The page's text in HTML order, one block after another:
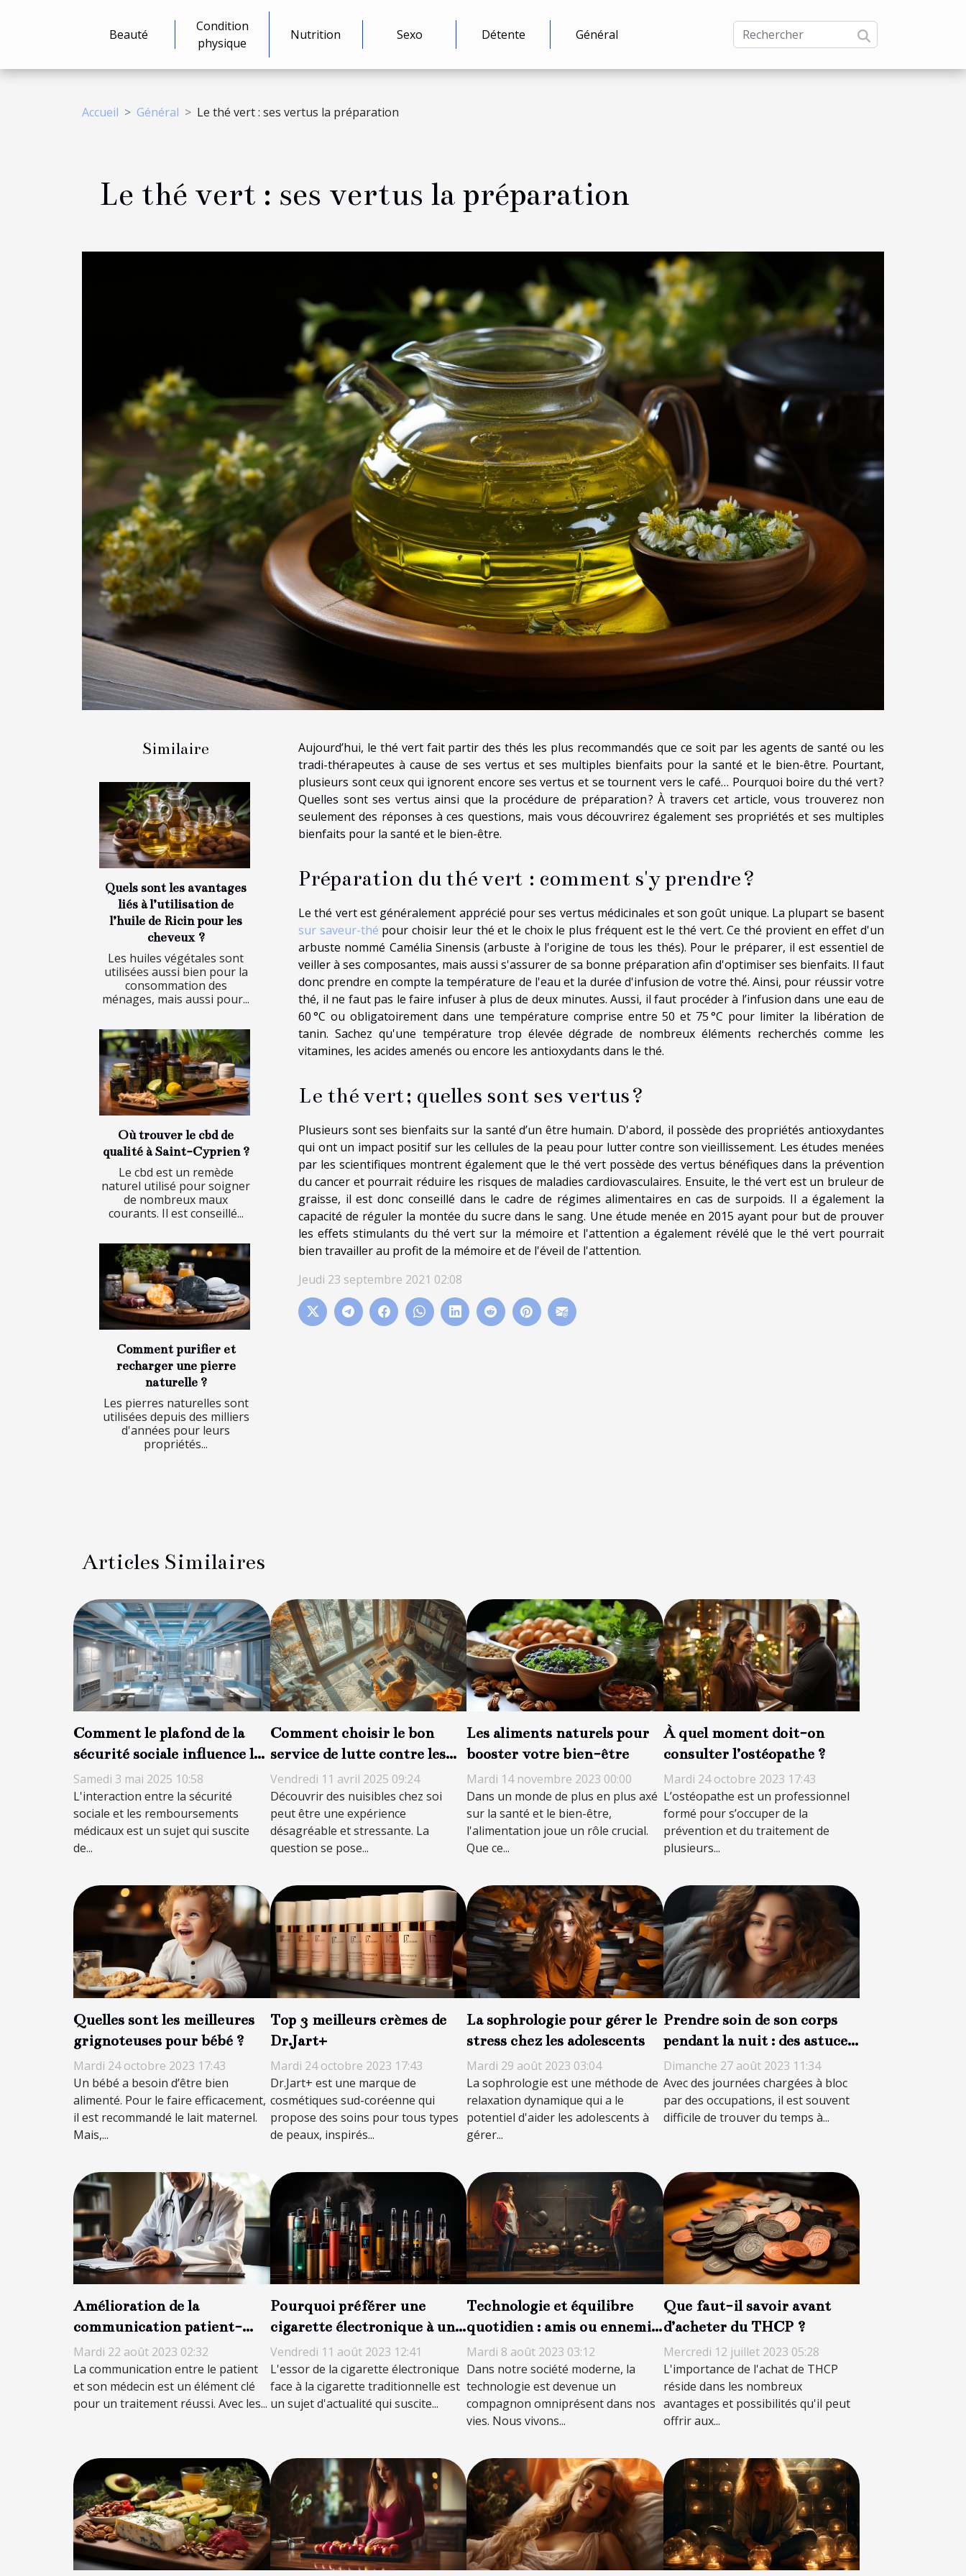
Beauté
Condition
physique
Nutrition Sexo Détente Général
Accueil Général Le thé vert : ses vertus la préparation
Le thé vert : ses vertus la préparation
Similaire
Quels sont les avantages
liés à l’utilisation de
l’huile de Ricin pour les
cheveux ?
Les huiles végétales sont
utilisées aussi bien pour la
consommation des
ménages, mais aussi pour...
Où trouver le cbd de
qualité à Saint-Cyprien ?
Le cbd est un remède
naturel utilisé pour soigner
de nombreux maux
courants. Il est conseillé...
Comment purifier et
recharger une pierre
naturelle ?
Les pierres naturelles sont
utilisées depuis des milliers
d'années pour leurs
propriétés...
Aujourd’hui, le thé vert fait partir des thés les plus recommandés que ce soit par les agents de santé ou les
tradi-thérapeutes à cause de ses vertus et ses multiples bienfaits pour la santé et le bien-être. Pourtant,
plusieurs sont ceux qui ignorent encore ses vertus et se tournent vers le café… Pourquoi boire du thé vert ?
Quelles sont ses vertus ainsi que la procédure de préparation ? À travers cet article, vous trouverez non
seulement des réponses à ces questions, mais vous découvrirez également ses propriétés et ses multiples
bienfaits pour la santé et le bien-être.
Préparation du thé vert : comment s'y prendre ?
Le thé vert est généralement apprécié pour ses vertus médicinales et son goût unique. La plupart se basent
sur saveur-thé pour choisir leur thé et le choix le plus fréquent est le thé vert. Ce thé provient en effet d'un
arbuste nommé Camélia Sinensis (arbuste à l'origine de tous les thés). Pour le préparer, il est essentiel de
veiller à ses composantes, mais aussi s'assurer de sa bonne préparation afin d'optimiser ses bienfaits. Il faut
donc prendre en compte la température de l'eau et la durée d'infusion de votre thé. Ainsi, pour réussir votre
thé, il ne faut pas le faire infuser à plus de deux minutes. Aussi, il faut procéder à l’infusion dans une eau de
60 °C ou obligatoirement dans une température comprise entre 50 et 75 °C pour limiter la libération de
tanin. Sachez qu'une température trop élevée dégrade de nombreux éléments recherchés comme les
vitamines, les acides amenés ou encore les antioxydants dans le thé.
Le thé vert ; quelles sont ses vertus ?
Plusieurs sont ses bienfaits sur la santé d’un être humain. D'abord, il possède des propriétés antioxydantes
qui ont un impact positif sur les cellules de la peau pour lutter contre son vieillissement. Les études menées
par les scientifiques montrent également que le thé vert possède des vertus bénéfiques dans la prévention
du cancer et pourrait réduire les risques de maladies cardiovasculaires. Ensuite, le thé vert est un bruleur de
graisse, il est donc conseillé dans le cadre de régimes alimentaires en cas de surpoids. Il a également la
capacité de réguler la montée du sucre dans le sang. Une étude menée en 2015 ayant pour but de prouver
les effets stimulants du thé vert sur la mémoire et l'attention a également révélé que le thé vert pourrait
bien travailler au profit de la mémoire et de l'éveil de l'attention.
Jeudi 23 septembre 2021 02:08
Articles Similaires
Comment le plafond de la
sécurité sociale influence les
remboursements médicaux
Samedi 3 mai 2025 10:58
L'interaction entre la sécurité
sociale et les remboursements
médicaux est un sujet qui suscite
de...
Comment choisir le bon
service de lutte contre les
nuisibles
Vendredi 11 avril 2025 09:24
Découvrir des nuisibles chez soi
peut être une expérience
désagréable et stressante. La
question se pose...
Les aliments naturels pour
booster votre bien-être
Mardi 14 novembre 2023 00:00
Dans un monde de plus en plus axé
sur la santé et le bien-être,
l'alimentation joue un rôle crucial.
Que ce...
À quel moment doit-on
consulter l’ostéopathe ?
Mardi 24 octobre 2023 17:43
L’ostéopathe est un professionnel
formé pour s’occuper de la
prévention et du traitement de
plusieurs...
Quelles sont les meilleures
grignoteuses pour bébé ?
Mardi 24 octobre 2023 17:43
Un bébé a besoin d’être bien
alimenté. Pour le faire efficacement,
il est recommandé le lait maternel.
Mais,...
Top 3 meilleurs crèmes de
Dr.Jart+
Mardi 24 octobre 2023 17:43
Dr.Jart+ est une marque de
cosmétiques sud-coréenne qui
propose des soins pour tous types
de peaux, inspirés...
La sophrologie pour gérer le
stress chez les adolescents
Mardi 29 août 2023 03:04
La sophrologie est une méthode de
relaxation dynamique qui a le
potentiel d'aider les adolescents à
gérer...
Prendre soin de son corps
pendant la nuit : des astuces
pour avoir un regard plein
de peps
Dimanche 27 août 2023 11:34
Avec des journées chargées à bloc
par des occupations, il est souvent
difficile de trouver du temps à...
Amélioration de la
communication patient-
médecin grâce à la
téléconsultation
Mardi 22 août 2023 02:32
La communication entre le patient
et son médecin est un élément clé
pour un traitement réussi. Avec les...
Pourquoi préférer une
cigarette électronique à une
cigarette traditionnelle ?
Vendredi 11 août 2023 12:41
L'essor de la cigarette électronique
face à la cigarette traditionnelle est
un sujet d'actualité qui suscite...
Technologie et équilibre
quotidien : amis ou ennemis
?
Mardi 8 août 2023 03:12
Dans notre société moderne, la
technologie est devenue un
compagnon omniprésent dans nos
vies. Nous vivons...
Que faut-il savoir avant
d’acheter du THCP ?
Mercredi 12 juillet 2023 05:28
L'importance de l'achat de THCP
réside dans les nombreux
avantages et possibilités qu'il peut
offrir aux...